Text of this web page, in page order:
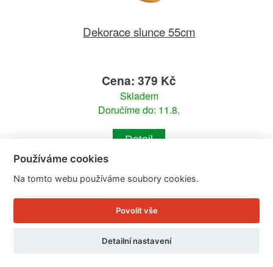
Dekorace slunce 55cm
Cena: 379 Kč
Skladem
Doručíme do: 11.8.
Detail
Používáme cookies
Na tomto webu používáme soubory cookies.
Povolit vše
Detailní nastavení